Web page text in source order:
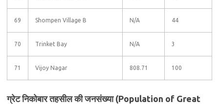
69 Shompen Village B N/A 44
70 Trinket Bay N/A 3
71 Vijoy Nagar 808.71 100
ग्रेट निकोबार तहसील की जनसंख्या (Population of Great